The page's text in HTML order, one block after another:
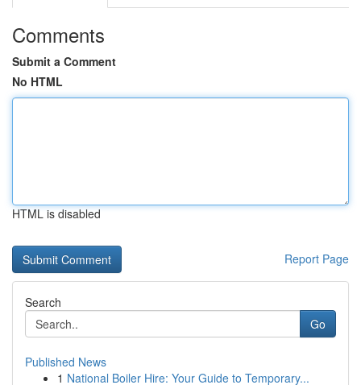
Comments
Submit a Comment
No HTML
HTML is disabled
Report Page
Search
Go
Published News
1 National Boiler Hire: Your Guide to Temporary...